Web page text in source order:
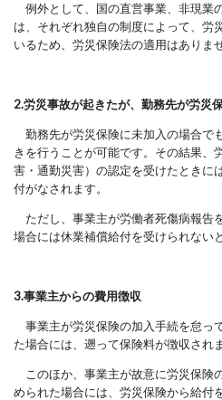
例外として、 国の直営事業、非現業
は、 それぞれ独自の制度によって、労
いるため、 労災保険法の適用はありませ
2.労災事故が起きたが、勤務先が労災
勤務先が労災保険に未加入の場合で
きを行うことが可能です。その結果、
害・通勤災害）の認定を受けたときに
付がなされます。
ただし、事業主が労働者死傷病報告
場合には休業補償給付を受けられない
3.事業主からの費用徴収
事業主が労災保険の加入手続を怠っ
た場合には、遡って保険料が徴収され
このほか、 事業主が故意に労災保険
められた場合には、 労災保険から給付